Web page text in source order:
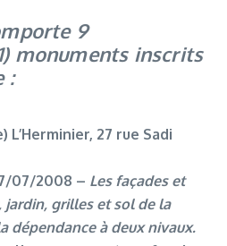
9
monuments inscrits
:
L’Herminier, 27 rue Sadi
07/2008 – Les façades et
grilles et sol de la
dépendance à deux nivaux.